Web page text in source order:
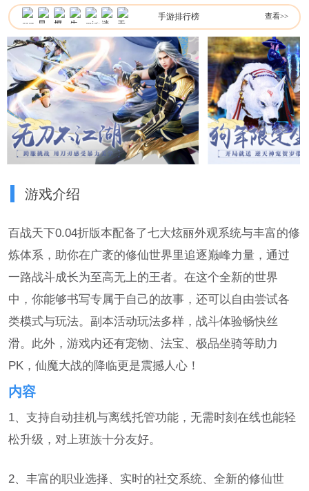
手游排行榜 查看>>
游戏介绍
百战天下0.04折版本配备了七大炫丽外观系统与丰富的修
炼体系，助你在广袤的修仙世界里追逐巅峰力量，通过
一路战斗成长为至高无上的王者。在这个全新的世界
中，你能够书写专属于自己的故事，还可以自由尝试各
类模式与玩法。副本活动玩法多样，战斗体验畅快丝
滑。此外，游戏内还有宠物、法宝、极品坐骑等助力
PK，仙魔大战的降临更是震撼人心！
内容
1、支持自动挂机与离线托管功能，无需时刻在线也能轻
松升级，对上班族十分友好。
2、丰富的职业选择、实时的社交系统、全新的修仙世